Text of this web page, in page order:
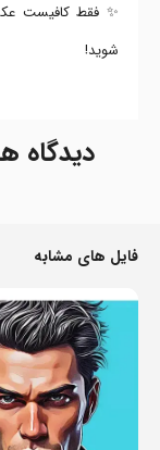
✨ فقط کافیست
شوید!
دیدگاه
فایل های مشابه